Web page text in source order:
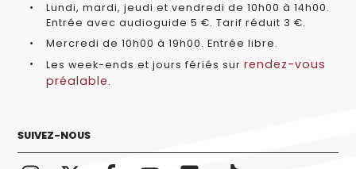
Lundi, mardi, jeudi et vendredi de 10h00 à 14h00.
Entrée avec audioguide 5 €. Tarif réduit 3 €.
Mercredi de 10h00 à 19h00. Entrée libre.
Les week-ends et jours fériés sur rendez-vous
préalable.
SUIVEZ-NOUS